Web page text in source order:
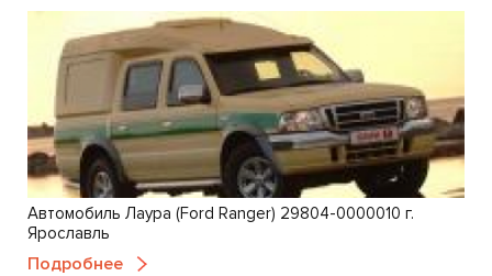
Автомобиль Лаура (Ford Ranger) 29804-0000010 г.
Ярославль
Подробнее